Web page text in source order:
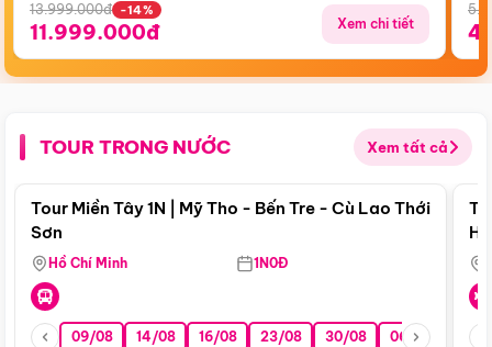
13.999.000đ -14%
11.999.000đ Xem chi tiết
TOUR TRONG NƯỚC Xem tất cả
Điểm nổi bật
Tour Miền Tây 1N | Mỹ Tho - Bến Tre - Cù Lao Thới
Sơn
Hồ Chí Minh 1N0Đ
09/08 14/08 16/08 23/08 30/08 06/09 13/09